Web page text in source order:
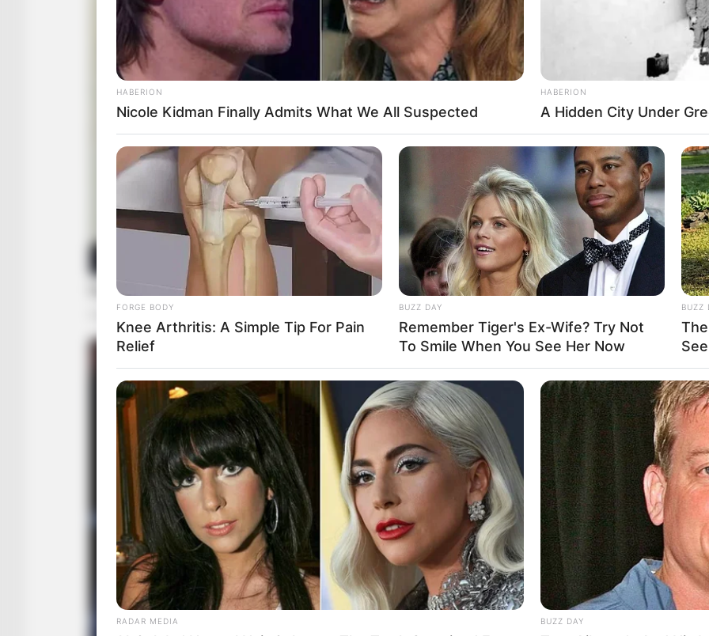
HABERION
Nicole Kidman Finally Admits What We All Suspected
HABERION
A Hidden City Under
FORGE BODY
Knee Arthritis: A Simple Tip For Pain
Relief
BUZZ DAY
Remember Tiger's Ex-Wife? Try Not
To Smile When You See Her Now
BUZZ
RADAR MEDIA BUZZ DAY